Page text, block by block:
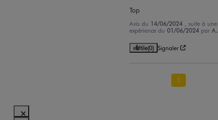
Top
Avis du 14/06/2024
, suite à une
expérience du01/06/2024 par
Utile(0) Signaler
1